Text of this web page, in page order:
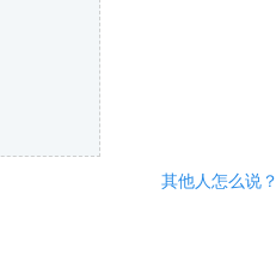
其他人怎么说？